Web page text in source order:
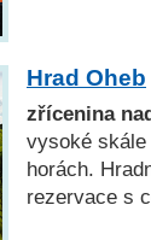
Hrad Oheb
zřícenina
vysoké
horách.
rezervace s